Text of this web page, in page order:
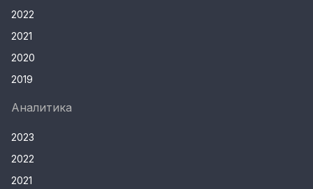
2022
2021
2020
2019
Аналитика
2023
2022
2021